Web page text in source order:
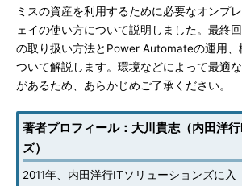
ミスの資産を利用するために必要なオンプ
ェイの使い方について説明しました。最終
の取り扱い方法とPower Automateの運用、
ついて解説します。環境などによって最適
があるため、あらかじめご了承ください。
著者プロフィール：大川貴志（内田洋
ズ）
2011年、内田洋行ITソリューションズに入